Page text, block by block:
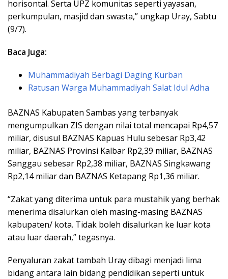
horisontal. Serta UPZ komunitas seperti yayasan,
perkumpulan, masjid dan swasta,” ungkap Uray, Sabtu
(9/7).
Baca Juga:
Muhammadiyah Berbagi Daging Kurban
Ratusan Warga Muhammadiyah Salat Idul Adha
BAZNAS Kabupaten Sambas yang terbanyak
mengumpulkan ZIS dengan nilai total mencapai Rp4,57
miliar, disusul BAZNAS Kapuas Hulu sebesar Rp3,42
miliar, BAZNAS Provinsi Kalbar Rp2,39 miliar, BAZNAS
Sanggau sebesar Rp2,38 miliar, BAZNAS Singkawang
Rp2,14 miliar dan BAZNAS Ketapang Rp1,36 miliar.
“Zakat yang diterima untuk para mustahik yang berhak
menerima disalurkan oleh masing-masing BAZNAS
kabupaten/ kota. Tidak boleh disalurkan ke luar kota
atau luar daerah,” tegasnya.
Penyaluran zakat tambah Uray dibagi menjadi lima
bidang antara lain bidang pendidikan seperti untuk